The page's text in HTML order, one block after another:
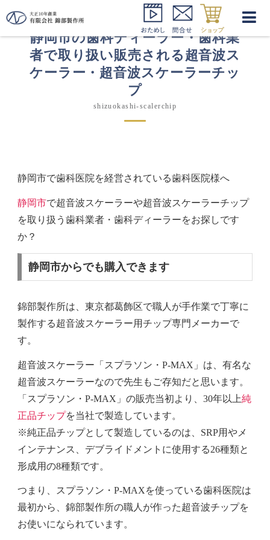
静岡市の歯科ディーラー・歯科業
者で取り扱い販売される超音波ス
ケーラー・超音波スケーラーチッ
プ
shizuokashi-scalerchip
静岡市で歯科医院を経営されている歯科医院様へ
静岡市で超音波スケーラーや超音波スケーラーチップ
を取り扱う歯科業者・歯科ディーラーをお探しです
か？
静岡市からでも購入できます
錦部製作所は、東京都葛飾区で職人が手作業で丁寧に
製作する超音波スケーラー用チップ専門メーカーで
す。
超音波スケーラー「スプラソン・P-MAX」 は、有名な
超音波スケーラーなので先生もご存知だと思います。
「スプラソン・P-MAX」の販売当初より、30年以上純
正品チップを当社で製造しています。
※純正品チップとして製造しているのは、SRP用やメ
インテナンス、デブライドメントに使用する26種類と
形成用の8種類です。
つまり、スプラソン・P-MAXを使っている歯科医院は
最初から、錦部製作所の職人が作った超音波チップを
お使いになられています。